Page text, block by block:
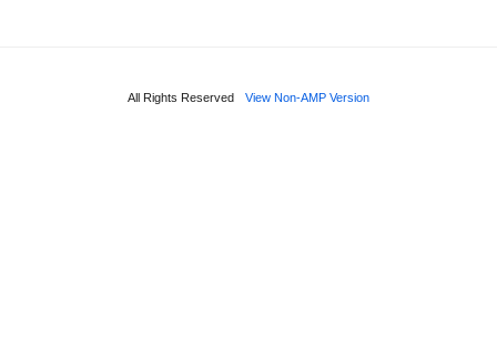
All Rights Reserved View Non-AMP Version